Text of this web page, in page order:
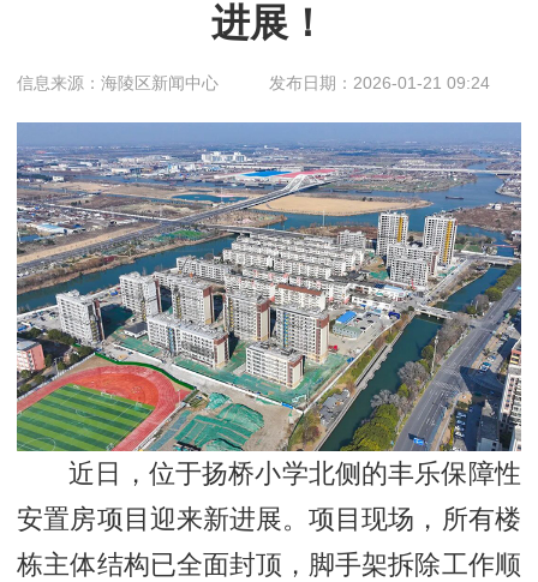
进展！
信息来源：海陵区新闻中心 发布日期：2026-01-21 09:24
近日，位于扬桥小学北侧的丰乐保障性
安置房项目迎来新进展。项目现场，所有楼
栋主体结构已全面封顶，脚手架拆除工作顺